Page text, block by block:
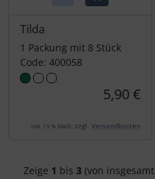
Tilda
1 Packung mit 8 Stück
Code: 400058
5,90 €
inkl. 19 % MwSt. zzgl. Versandkosten
Zeige 1 bis 3(von insgesamt